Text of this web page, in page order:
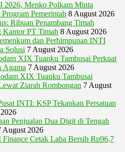
2026, Menko Polkam Minta
Pemerintah 8 August 2026
Ribuan Penambang Timah
PT Timah 8 August 2026
dan Perhimpunan INTI
Solusi 7 August 2026
XIX Tuanku Tambusai Perkuat
Agama 7 August 2026
XIX Tuanku Tambusai
Ziarah Rombongan 7 August
INTI: KSP Tekankan Persatuan
Penjualan Dua Digit di Tengah
August 2026
Cetak Laba Bersih Rp96,7